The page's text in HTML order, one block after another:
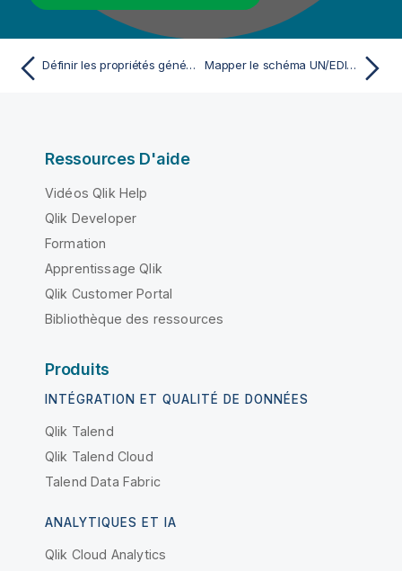
Définir les propriétés générales du schéma UN/EDIFACT Mapper le schéma UN/EDIFACT
Ressources D'aide
Vidéos Qlik Help
Qlik Developer
Formation
Apprentissage Qlik
Qlik Customer Portal
Bibliothèque des ressources
Produits
INTÉGRATION ET QUALITÉ DE DONNÉES
Qlik Talend
Qlik Talend Cloud
Talend Data Fabric
ANALYTIQUES ET IA
Qlik Cloud Analytics